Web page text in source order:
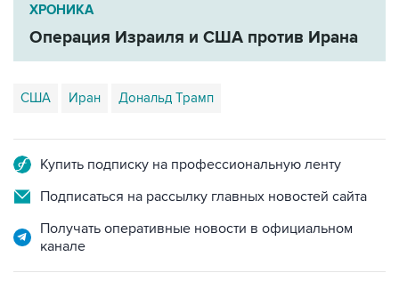
ХРОНИКА
Операция Израиля и США против Ирана
США Иран Дональд Трамп
Купить подписку на профессиональную ленту
Подписаться на рассылку главных новостей сайта
Получать оперативные новости в официальном
канале